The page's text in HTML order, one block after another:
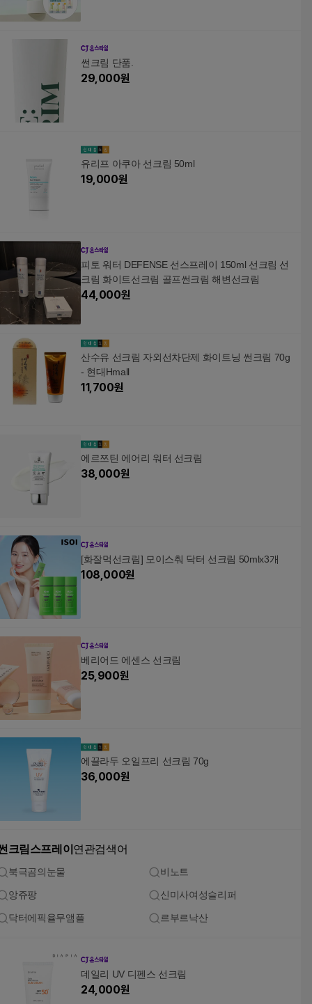
썬크림 단품.
29,000원
유리프 아쿠아 선크림 50ml
19,000원
피토 워터 DEFENSE 선스프레이 150ml 선크림 선
크림 화이트선크림 골프썬크림 해변선크림
44,000원
산수유 선크림 자외선차단제 화이트닝 썬크림 70g
- 현대Hmall
11,700원
에르쯔틴 에어리 워터 선크림
38,000원
[화잘먹선크림] 모이스춰 닥터 선크림 50mlx3개
108,000원
베리어드 에센스 선크림
25,900원
에끌라두 오일프리 선크림 70g
36,000원
크림스프레이 연관검색어
북극곰의눈물 비노트
앙쥬팡 신미사여성슬리퍼
닥터에픽율무앰플 르부르낙산
데일리 UV 디펜스 선크림
24,000원